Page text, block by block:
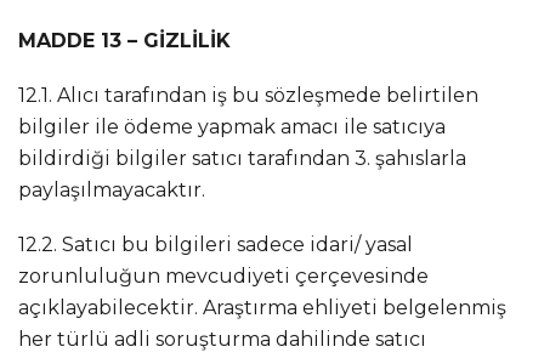
MADDE 13 – GİZLİLİK
12.1. Alıcı tarafından iş bu sözleşmede belirtilen
bilgiler ile ödeme yapmak amacı ile satıcıya
bildirdiği bilgiler satıcı tarafından 3. şahıslarla
paylaşılmayacaktır.
12.2. Satıcı bu bilgileri sadece idari/ yasal
zorunluluğun mevcudiyeti çerçevesinde
açıklayabilecektir. Araştırma ehliyeti belgelenmiş
her türlü adli soruşturma dahilinde satıcı